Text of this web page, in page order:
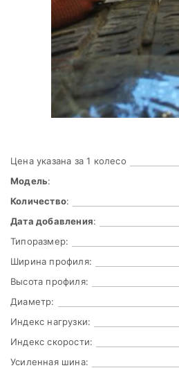
Цена указана за 1 колесо
Модель:
Количество:
Дата добавления:
Типоразмер:
Ширина профиля:
Высота профиля:
Диаметр:
Индекс нагрузки:
Индекс скорости:
Усиленная шина: